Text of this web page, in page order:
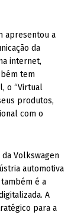
apresentou a
da
internet,
tem
o “Virtual
produtos,
com o
Volkswagen
automotiva
é a
A
para a